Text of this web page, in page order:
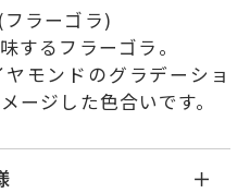
ラーゴラ)
するフラーゴラ。
モンドのグラデーショ
ージした色合いです。